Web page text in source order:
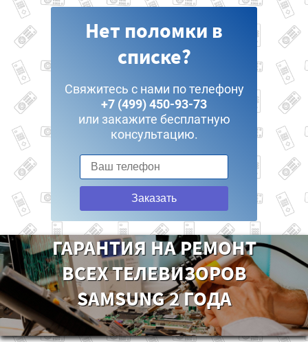
Нет поломки в
списке?
Свяжитесь с нами по телефону
+7 (499) 450-93-73
или закажите бесплатную
консультацию.
Заказать
ГАРАНТИЯ НА РЕМОНТ
ВСЕХ ТЕЛЕВИЗОРОВ
SAMSUNG 2 ГОДА